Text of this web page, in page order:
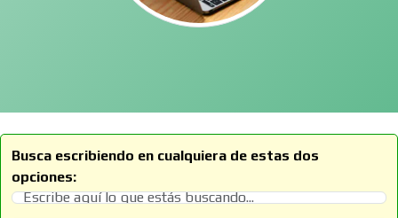
Busca escribiendo en cualquiera de estas dos
opciones: